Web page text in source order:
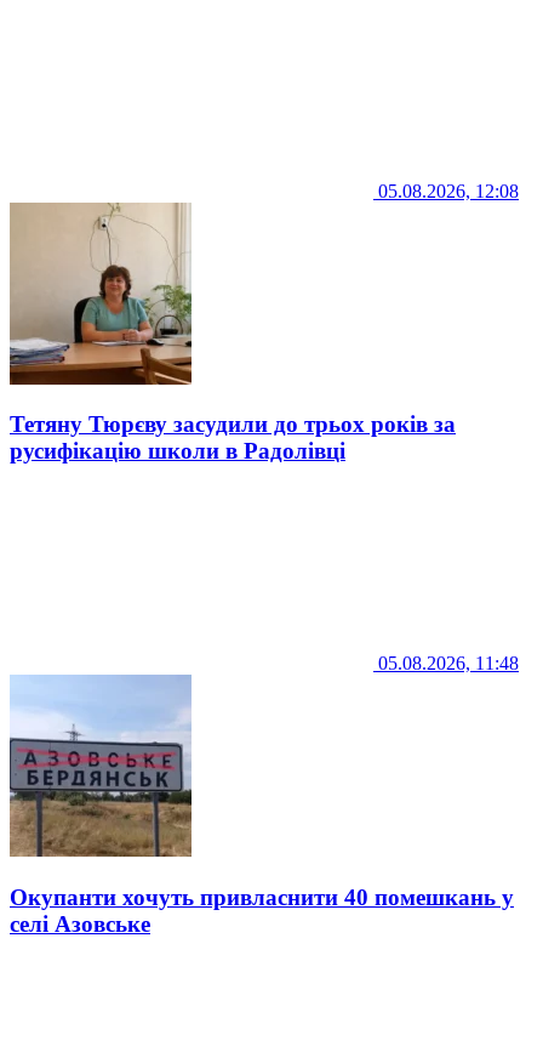
05.08.2026, 12:08
Тетяну Тюрєву засудили до трьох років за
русифікацію школи в Радолівці
05.08.2026, 11:48
Окупанти хочуть привласнити 40 помешкань у
селі Азовське